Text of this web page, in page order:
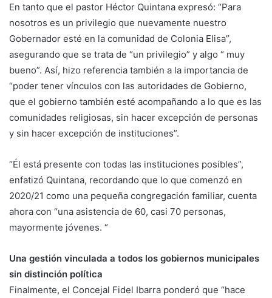
En tanto que el pastor Héctor Quintana expresó: “Para
nosotros es un privilegio que nuevamente nuestro
Gobernador esté en la comunidad de Colonia Elisa”,
asegurando que se trata de “un privilegio” y algo “ muy
bueno”. Así, hizo referencia también a la importancia de
“poder tener vínculos con las autoridades de Gobierno,
que el gobierno también esté acompañando a lo que es las
comunidades religiosas, sin hacer excepción de personas
y sin hacer excepción de instituciones”.
“Él está presente con todas las instituciones posibles”,
enfatizó Quintana, recordando que lo que comenzó en
2020/21 como una pequeña congregación familiar, cuenta
ahora con “una asistencia de 60, casi 70 personas,
mayormente jóvenes. “
Una gestión vinculada a todos los gobiernos municipales
sin distinción política
Finalmente, el Concejal Fidel Ibarra ponderó que “hace